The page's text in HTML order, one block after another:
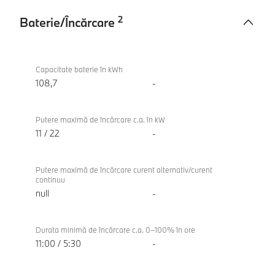
Baterie/Încărcare 2
Încărcare
iX3 50
xDrive
Capacitate baterie în kWh
108,7 -
Putere maximă de încărcare c.a. în kW
11 / 22 -
Putere maximă de încărcare curent alternativ/curent
continuu
null -
Durata minimă de încărcare c.a. 0–100% în ore
11:00 / 5:30 -